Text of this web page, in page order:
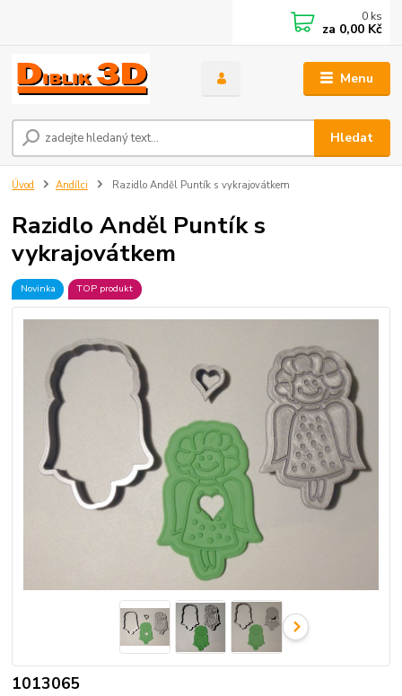
Menu
Hledat
0 ks
za 0,00 Kč
Úvod Andílci Razidlo Anděl Puntík s vykrajovátkem
Razidlo Anděl Puntík s
vykrajovátkem
Novinka TOP produkt
1013065